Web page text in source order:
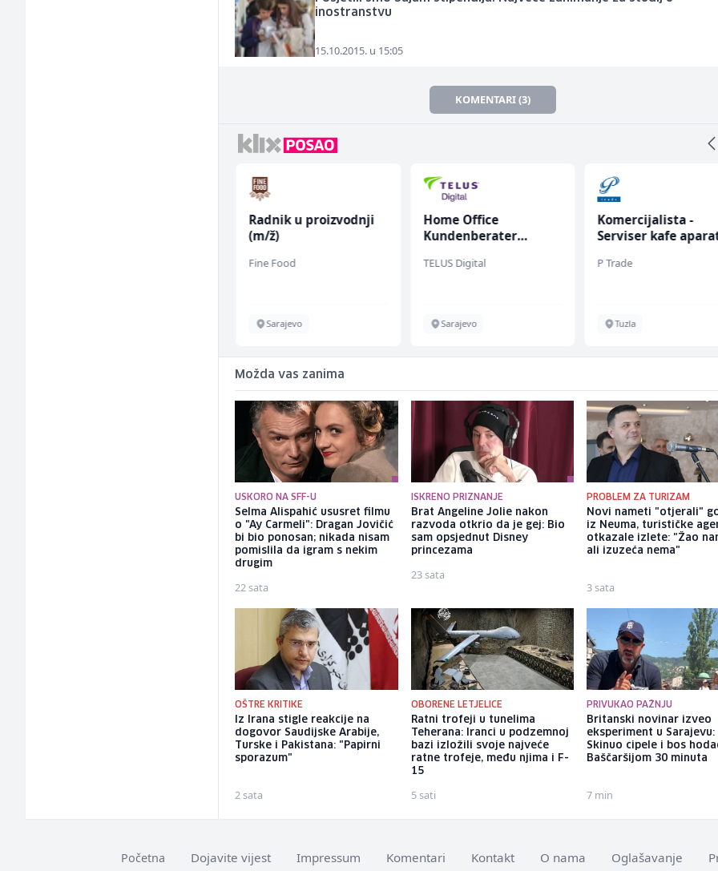
inostranstvu
15.10.2015. u 15:05
KOMENTARI (3)
Radnik u proizvodnji
(m/ž)
Fine Food
Sarajevo
Home Office
Kundenberater
TELUS Digital
Sarajevo
Komercijalista -
Serviser kafe
P Trade
Tuzla
Možda vas zanima
USKORO NA SFF-U
Selma Alispahić ususret filmu
o "Ay Carmeli": Dragan Jovičić
bi bio ponosan; nikada nisam
pomislila da igram s nekim
drugim
22 sata
ISKRENO PRIZNANJE
Brat Angeline Jolie nakon
razvoda otkrio da je gej: Bio
sam opsjednut Disney
princezama
23 sata
PROBLEM ZA TURIZAM
Novi nameti "otjerali"
iz Neuma, turističke
otkazale izlete: "Žao
ali izuzeća nema"
3 sata
OŠTRE KRITIKE
Iz Irana stigle reakcije na
dogovor Saudijske Arabije,
Turske i Pakistana: "Papirni
sporazum"
2 sata
OBORENE LETJELICE
Ratni trofeji u tunelima
Teherana: Iranci u podzemnoj
bazi izložili svoje najveće
ratne trofeje, među njima i F-
15
5 sati
PRIVUKAO PAŽNJU
Britanski novinar izveo
eksperiment u Sarajevu:
Skinuo cipele i bos
Baščaršijom 30 minuta
7 min
Početna Dojavite vijest Impressum Komentari Kontakt O nama Oglašavanje